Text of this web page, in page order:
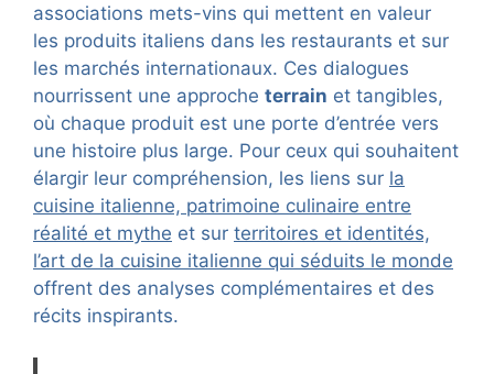
associations mets-vins qui mettent en valeur
les produits italiens dans les restaurants et sur
les marchés internationaux. Ces dialogues
nourrissent une approche terrain et tangibles,
où chaque produit est une porte d’entrée vers
une histoire plus large. Pour ceux qui souhaitent
élargir leur compréhension, les liens sur la
cuisine italienne, patrimoine culinaire entre
réalité et mythe et sur territoires et identités,
l’art de la cuisine italienne qui séduits le monde
offrent des analyses complémentaires et des
récits inspirants.